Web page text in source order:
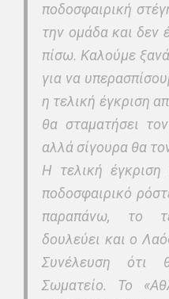
ποδοσφαιρική
την ομάδα και δεν
πίσω. Καλούμε
για να
η τελική έγκριση
θα σταματήσει
αλλά σίγουρα θα
Η τελική έγκριση
ποδοσφαιρικό
παραπάνω, το
δουλεύει και ο
Συνέλευση ότι
Σωματείο. Το